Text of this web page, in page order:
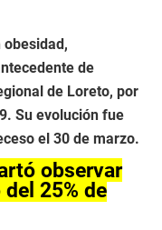
obesidad,
de
de Loreto, por
Su evolución fue
el 30 de marzo.
observar
25% de